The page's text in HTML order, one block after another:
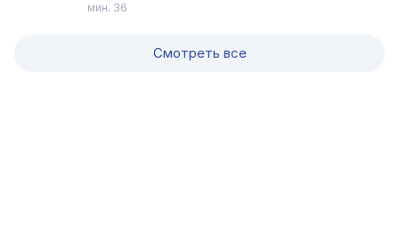
мин. 36
Смотреть все